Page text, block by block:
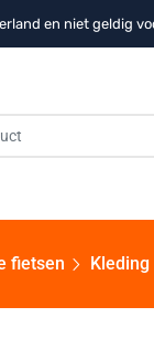
en niet geldig
fietsen Kleding